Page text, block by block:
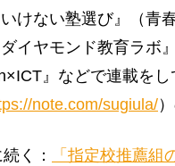
けない塾選び』（青
イヤモンド教育ラボ
』などで連載を
note.com/sugiula/
く：
「指定校推薦